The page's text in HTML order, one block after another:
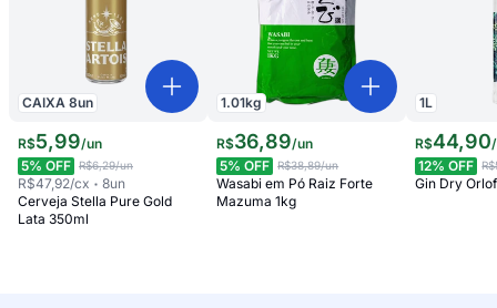
CAIXA 8un
R$5,99/un
5% OFF R$6,29/un
R$47,92/cx 8un
Cerveja Stella Pure Gold
Lata 350ml
1.01kg
R$36,89/un
5% OFF R$38,89/un
Wasabi em Pó Raiz Forte
Mazuma 1kg
1L
R$44,90/
12% OFF
Gin Dry